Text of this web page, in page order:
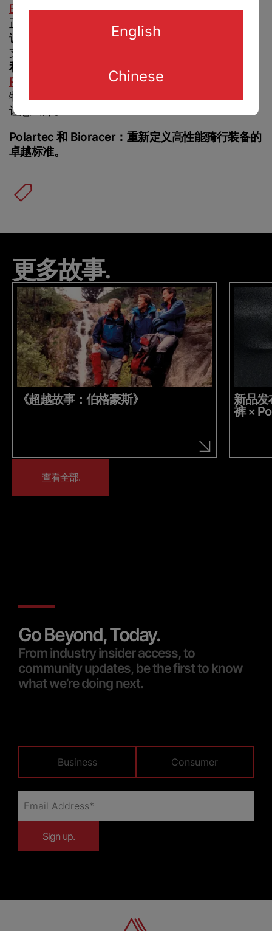
Bioracer 的新款 Speedwear 概念降温车衣的推出
正赶上即将到来的
奥运会
，我们对此并不感到惊
讶。这个比利时
高性能自行车服装品牌
支持所有
和爱好者
--更加努力地训练，跑得更快。得益于
Polartec
冷却面料的凉爽触感
特性，在与虚拟对手比赛时专注于您的转速并不会
让您出汗。
Polartec 和 Bioracer：重新定义高性能骑行装备的
卓越标准。
更多故事.
《超越故事：伯格豪斯》
新品发
裤 ×
查看全部.
Go Beyond, Today.
From industry insider access, to
community updates, be the first to know
what we’re doing next.
Business Consumer
newsletter
Submit
English
Chinese
Chinese